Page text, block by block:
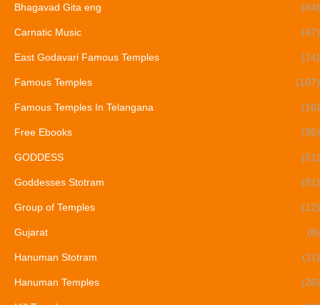
Bhagavad Gita eng (64)
Carnatic Music (47)
East Godavari Famous Temples (14)
Famous Temples (107)
Famous Temples In Telangana (16)
Free Ebooks (95)
GODDESS (51)
Goddesses Stotram (81)
Group of Temples (12)
Gujarat (8)
Hanuman Stotram (11)
Hanuman Temples (26)